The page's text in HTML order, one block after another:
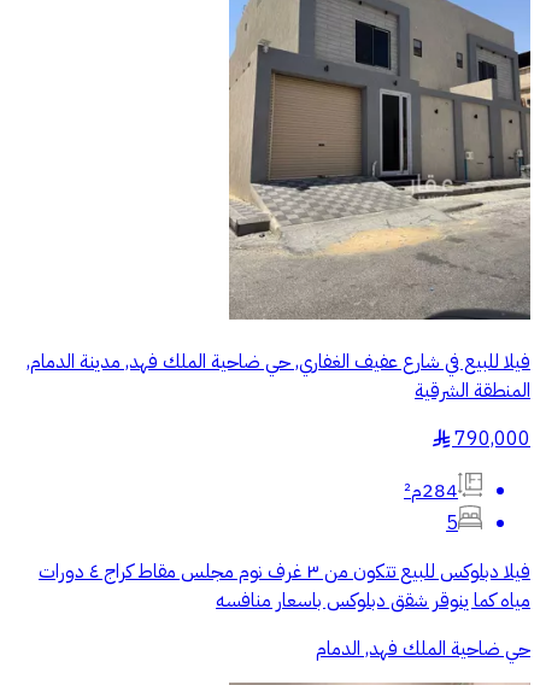
فيلا للبيع في شارع عفيف الغفاري, حي ضاحية الملك فهد, مدينة الدمام,
المنطقة الشرقية
790,000
§
284م²
5
فيلا دبلوكس للبيع تتكون من ٣ غرف نوم مجلس مقاط كراج ٤ دورات
مياه كما ينوقر شقق دبلوكس باسعار منافسه
حي ضاحية الملك فهد, الدمام